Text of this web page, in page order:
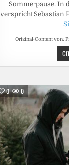
Sommerpause. In
verspricht Sebastian
Original-Content von:
0 0